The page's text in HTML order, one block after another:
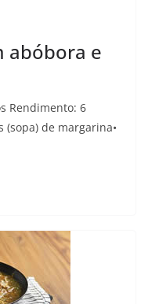
abóbora e
Rendimento: 6
(sopa) de margarina•